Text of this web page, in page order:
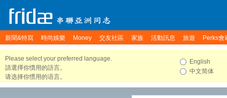
新聞&特寫 時尚娛樂 Money 交友社區 家族 活動訊息 旅遊 Perks會
Please select your preferred language.
請選擇你慣用的語言。
请选择你惯用的语言。
English
中文简体